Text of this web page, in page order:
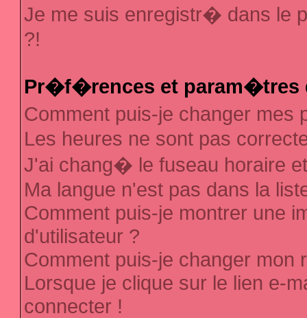
Je me suis enregistr� dans le
?!
Pr�f�rences et param�tres
Comment puis-je changer
Les heures ne sont pas
J'ai chang� le fuseau horaire
Ma langue n'est pas dans la
Comment puis-je montrer une
d'utilisateur ?
Comment puis-je changer mon
Lorsque je clique sur le lien e-
connecter !